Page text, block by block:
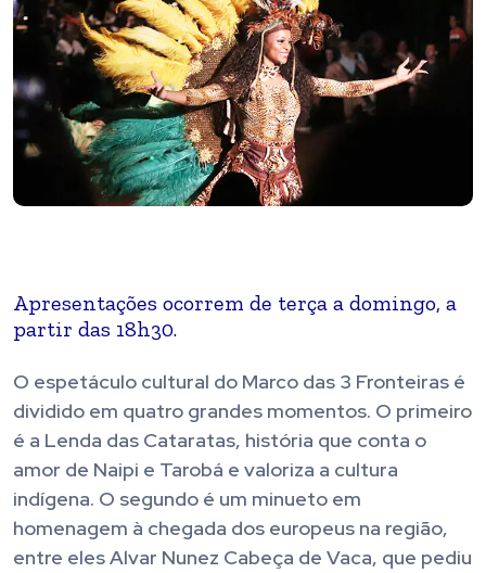
Apresentações ocorrem de terça a domingo, a
partir das 18h30.
O espetáculo cultural do Marco das 3 Fronteiras é
dividido em quatro grandes momentos. O primeiro
é a Lenda das Cataratas, história que conta o
amor de Naipi e Tarobá e valoriza a cultura
indígena. O segundo é um minueto em
homenagem à chegada dos europeus na região,
entre eles Alvar Nunez Cabeça de Vaca, que pediu